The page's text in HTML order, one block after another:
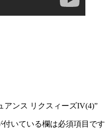
アンス リクスィーズIV(4)”
付いている欄は必須項目です